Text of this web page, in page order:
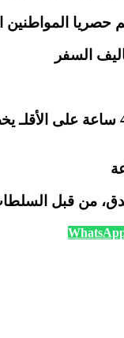
السفر
ـ يتعين على كل مسافر تقديم
من قبل